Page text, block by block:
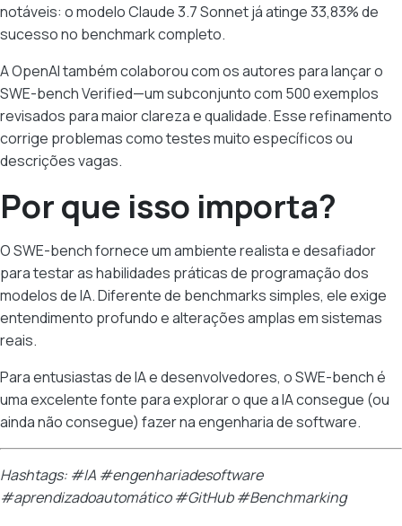
notáveis: o modelo Claude 3.7 Sonnet já atinge 33,83% de
sucesso no benchmark completo.
A OpenAI também colaborou com os autores para lançar o
SWE-bench Verified—um subconjunto com 500 exemplos
revisados para maior clareza e qualidade. Esse refinamento
corrige problemas como testes muito específicos ou
descrições vagas.
Por que isso importa?
O SWE-bench fornece um ambiente realista e desafiador
para testar as habilidades práticas de programação dos
modelos de IA. Diferente de benchmarks simples, ele exige
entendimento profundo e alterações amplas em sistemas
reais.
Para entusiastas de IA e desenvolvedores, o SWE-bench é
uma excelente fonte para explorar o que a IA consegue (ou
ainda não consegue) fazer na engenharia de software.
Hashtags: #IA #engenhariadesoftware
#aprendizadoautomático #GitHub #Benchmarking